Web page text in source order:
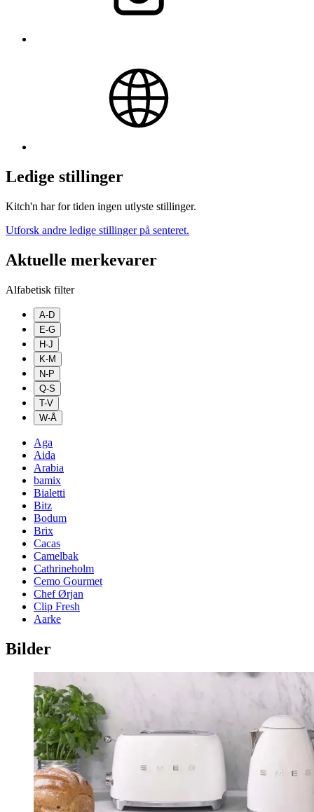
Ledige stillinger
Kitch'n har for tiden ingen utlyste stillinger.
Utforsk andre ledige stillinger på senteret.
Aktuelle merkevarer
Alfabetisk filter
A-D
E-G
H-J
K-M
N-P
Q-S
T-V
W-Å
Aga
Aida
Arabia
bamix
Bialetti
Bitz
Bodum
Brix
Cacas
Camelbak
Cathrineholm
Cemo Gourmet
Chef Ørjan
Clip Fresh
Aarke
Bilder